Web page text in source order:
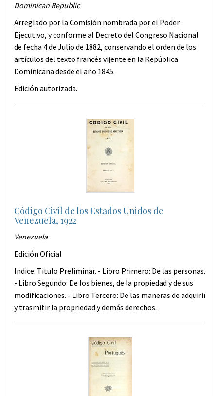
Dominican Republic
Arreglado por la Comisión nombrada por el Poder
Ejecutivo, y conforme al Decreto del Congreso Nacional
de fecha 4 de Julio de 1882, conservando el orden de los
artículos del texto francés vijente en la República
Dominicana desde el año 1845.
Edición autorizada.
Código Civil de los Estados Unidos de
Venezuela, 1922
Venezuela
Edición Oficial
Indice: Titulo Preliminar. - Libro Primero: De las personas.
- Libro Segundo: De los bienes, de la propiedad y de sus
modificaciones. - Libro Tercero: De las maneras de adquirir
y trasmitir la propriedad y demás derechos.